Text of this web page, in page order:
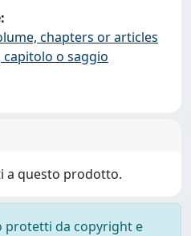
chapters or articles
o saggio
a questo prodotto.
protetti da copyright e